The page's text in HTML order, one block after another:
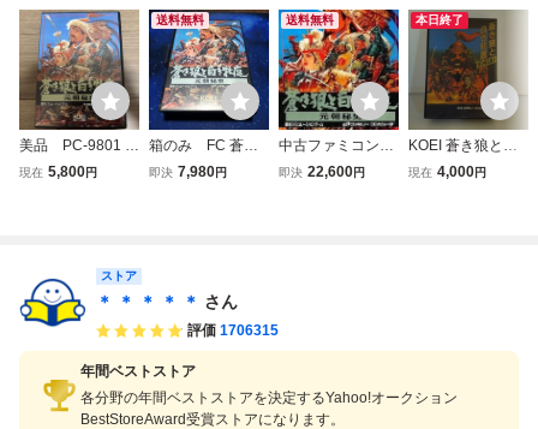
美品 PC-9801 3.
5インチソフト 蒼
現在 5,800円
送料無料
箱のみ FC 蒼き
狼と白き牝鹿 元朝
即決 7,980円
送料無料
中古ファミコンソ
フト 青き狼と白き
即決 22,600円
本日終了
KOEI 蒼き狼と白
き牝鹿 ジンギスカ
現在 4,000円
ストア
＊ ＊ ＊ ＊ ＊ さん
評価 1706315
年間ベストストア
各分野の年間ベストストアを決定するYahoo!オークション
BestStoreAward受賞ストアになります。